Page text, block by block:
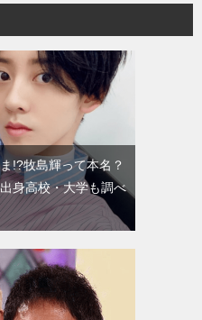
!?牧島輝って本名？
身高校・大学も調べ